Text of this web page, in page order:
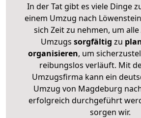
In der Tat gibt es viele Dinge
einem Umzug nach
sich Zeit zu nehmen, um
Umzugs sorgfältig zu
organisieren, um
reibungslos verläuft. Mit
Umzugsfirma kann ein
Umzug von Magdeburg
erfolgreich durchgeführt
sorgen wir.